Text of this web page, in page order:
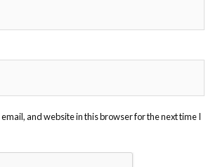
email, and website in this browser for the next time I